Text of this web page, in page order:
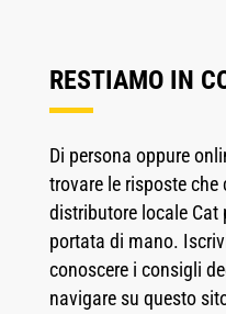
RESTIAMO IN
Di persona oppure
trovare le risposte
distributore locale Cat
portata di mano.
conoscere i consigli
navigare su questo